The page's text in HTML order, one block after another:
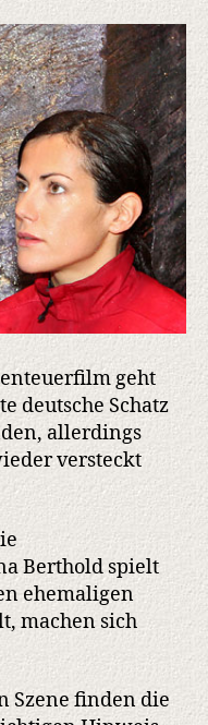
geht
deutsche Schatz
allerdings
versteckt
Berthold spielt
ehemaligen
machen sich
Szene finden die